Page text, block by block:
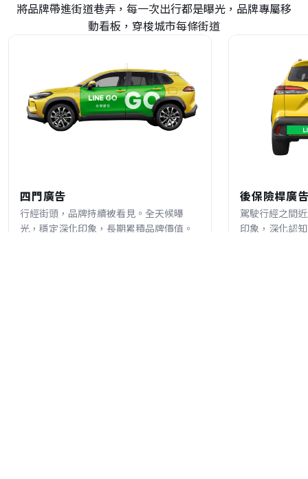
將​品牌帶進​街道​巷弄，​每​一​次​出行​都​是​曝光，​品牌​專屬移
動​看板，​穿梭​城市​每​條​街道​
四​門​廣告​
行經街頭，品牌持續被看見。全天候曝
光，穩定深化印象，長期累積品牌價值。
後​保險​桿​廣
駕駛行經之間
印象，深化認